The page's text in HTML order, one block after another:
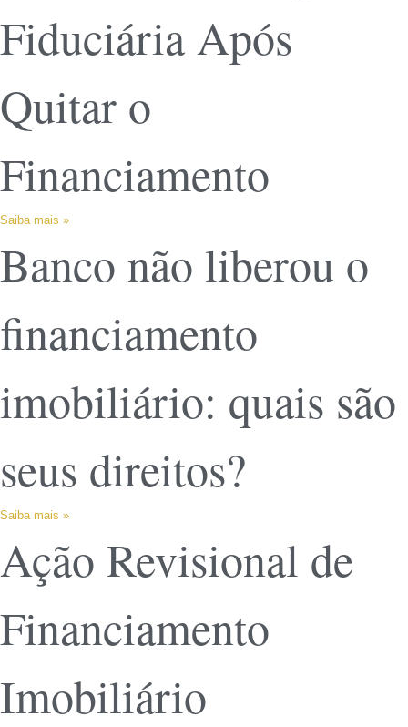
Fiduciária Após
Quitar o
Financiamento
Saiba mais »
Banco não liberou o
financiamento
imobiliário: quais são
seus direitos?
Saiba mais »
Ação Revisional de
Financiamento
Imobiliário